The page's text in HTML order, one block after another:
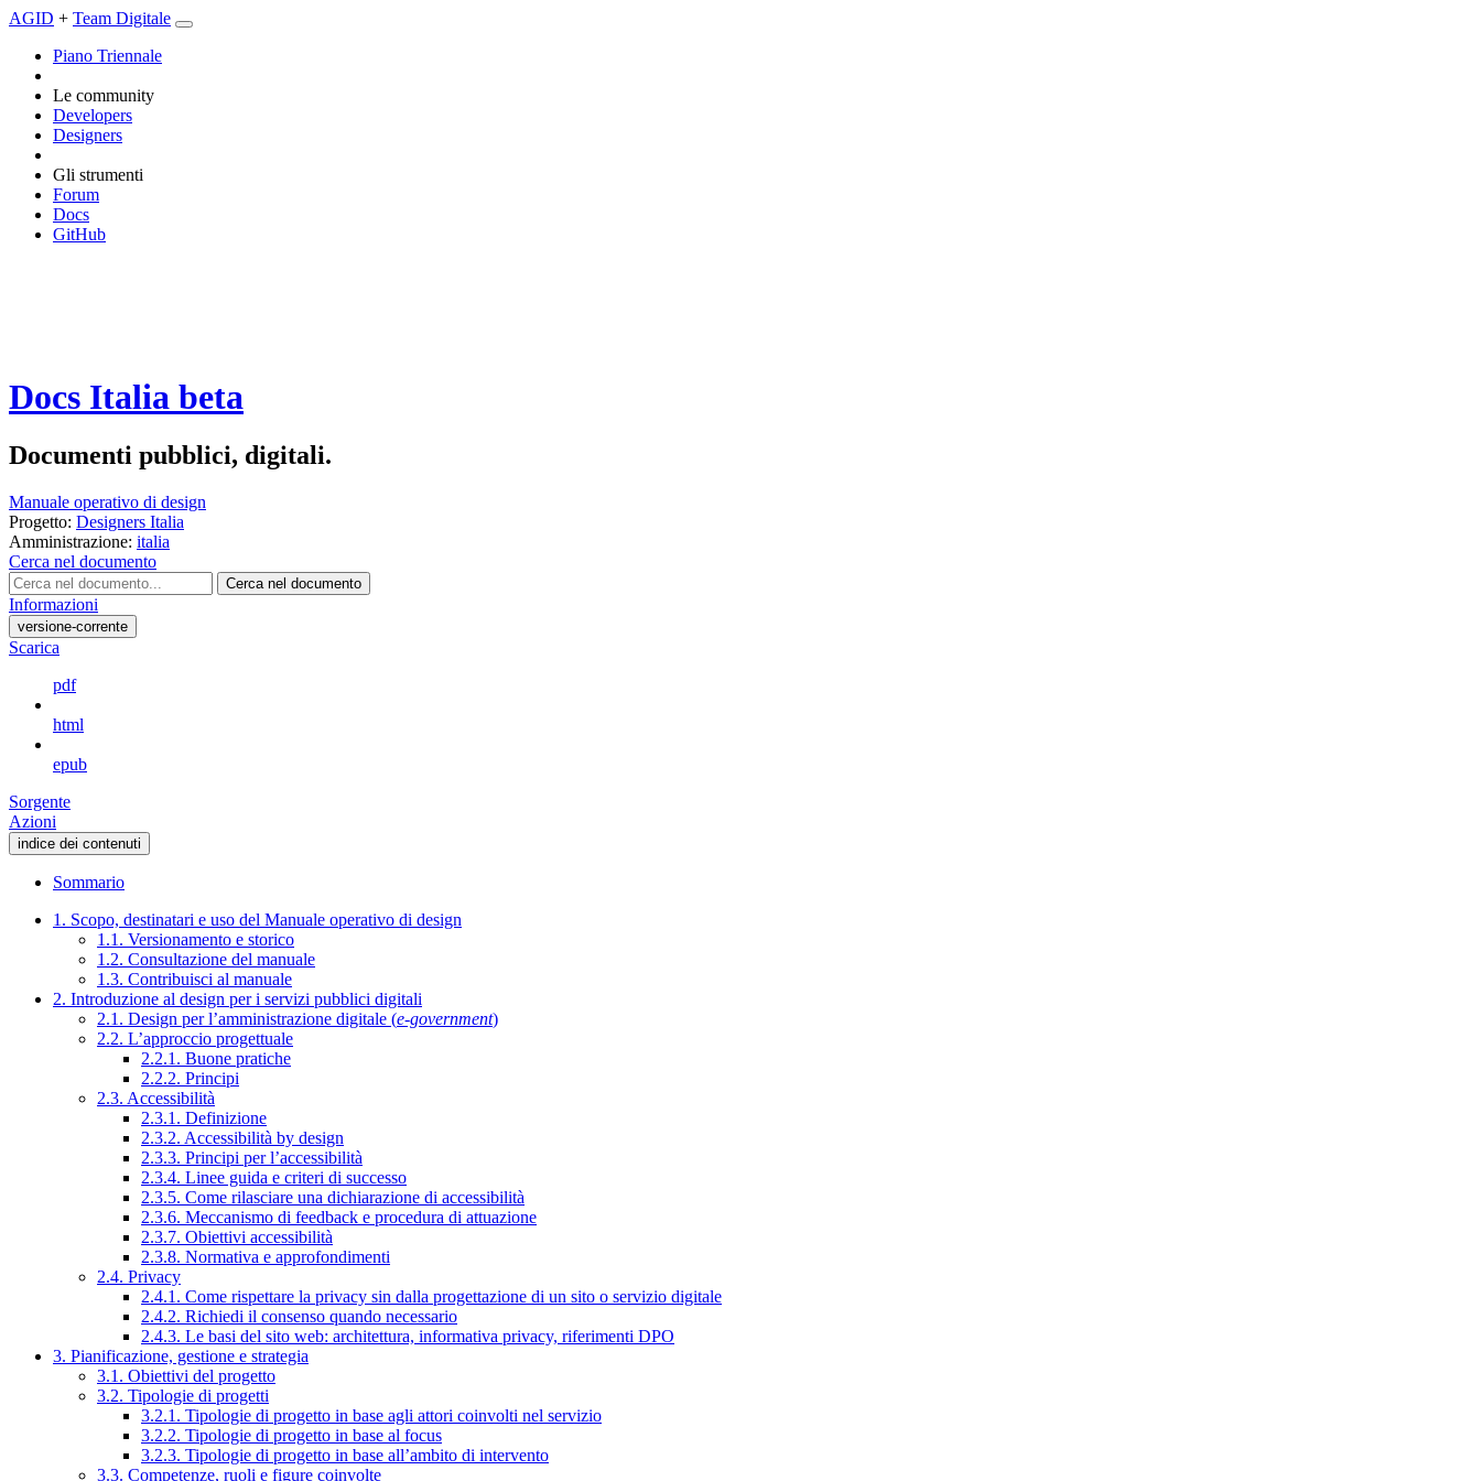
AGID + Team Digitale
Piano Triennale
Le community
Developers
Designers
Gli strumenti
Forum
Docs
GitHub
Docs Italia beta
Documenti pubblici, digitali.
Manuale operativo di design
Progetto: Designers Italia
Amministrazione: italia
Cerca nel documento
Cerca nel documento
Informazioni
versione-corrente
Scarica
pdf
html
epub
Sorgente
Azioni
indice dei contenuti
Sommario
1. Scopo, destinatari e uso del Manuale operativo di design
1.1. Versionamento e storico
1.2. Consultazione del manuale
1.3. Contribuisci al manuale
2. Introduzione al design per i servizi pubblici digitali
2.1. Design per l’amministrazione digitale (e-government)
2.2. L’approccio progettuale
2.2.1. Buone pratiche
2.2.2. Principi
2.3. Accessibilità
2.3.1. Definizione
2.3.2. Accessibilità by design
2.3.3. Principi per l’accessibilità
2.3.4. Linee guida e criteri di successo
2.3.5. Come rilasciare una dichiarazione di accessibilità
2.3.6. Meccanismo di feedback e procedura di attuazione
2.3.7. Obiettivi accessibilità
2.3.8. Normativa e approfondimenti
2.4. Privacy
2.4.1. Come rispettare la privacy sin dalla progettazione di un sito o servizio digitale
2.4.2. Richiedi il consenso quando necessario
2.4.3. Le basi del sito web: architettura, informativa privacy, riferimenti DPO
3. Pianificazione, gestione e strategia
3.1. Obiettivi del progetto
3.2. Tipologie di progetti
3.2.1. Tipologie di progetto in base agli attori coinvolti nel servizio
3.2.2. Tipologie di progetto in base al focus
3.2.3. Tipologie di progetto in base all’ambito di intervento
3.3. Competenze, ruoli e figure coinvolte